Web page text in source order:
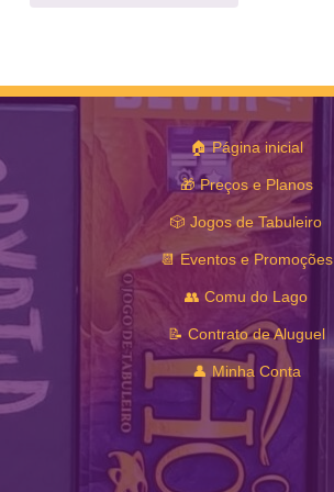
🏠 Página inicial
🎁 Preços e Planos
🎲 Jogos de Tabuleiro
📆 Eventos e Promoções
👥 Comu do Lago
📝 Contrato de Aluguel
👤 Minha Conta